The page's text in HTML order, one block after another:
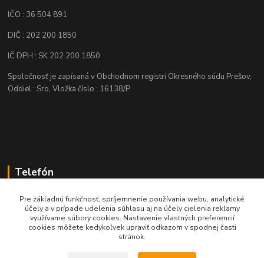
IČO : 36 504 891
DIČ : 202 200 1850
IČ DPH : SK 202 200 1850
Spoločnosť je zapísaná v Obchodnom registri Okresného súdu Prešov,
Oddiel : Sro, Vložka číslo : 16138/P
Telefón
+421 905 622 625
obchod@nozeplus.sk
Pre základnú funkčnosť, spríjemnenie používania webu, analytické
účely a v prípade udelenia súhlasu aj na účely cielenia reklamy
využívame súbory cookies. Nastavenie vlastných preferencií
cookies môžete kedykoľvek upraviť odkazom v spodnej časti
stránok.